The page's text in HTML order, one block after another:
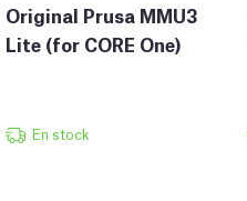
Original Prusa MMU3
Lite (for CORE One)
En stock